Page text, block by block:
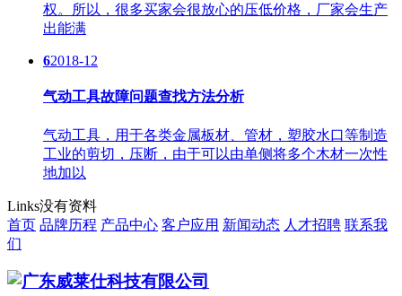
权。所以，很多买家会很放心的压低价格，厂家会生产
出能满
62018-12
气动工具故障问题查找方法分析
气动工具，用于各类金属板材、管材，塑胶水口等制造
工业的剪切，压断，由于可以由单侧将多个木材一次性
地加以
Links没有资料
首页 品牌历程 产品中心 客户应用 新闻动态 人才招聘 联系我
们